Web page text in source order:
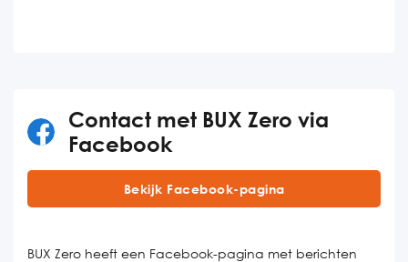
Contact met BUX Zero via
Facebook
Bekijk Facebook-pagina
BUX Zero heeft een Facebook-pagina met berichten